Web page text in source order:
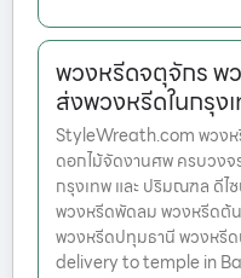
พวงหรีดจตุจักร พ
ส่งพวงหรีดในกรุง
StyleWreath.com พวงห
ดอกไม้จัดงานศพ ครบวงจ
กรุงเทพ และ ปริมณฑล ดีไ
พวงหรีดพัดลม พวงหรีดต้น
พวงหรีดปทุมธานี พวงหรี
delivery to temple in